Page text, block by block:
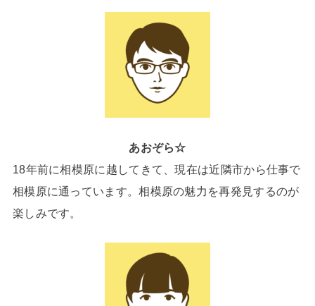
あおぞら☆
18年前に相模原に越してきて、現在は近隣市から仕事で
相模原に通っています。相模原の魅力を再発見するのが
楽しみです。